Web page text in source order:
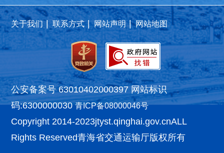
关于我们 | 联系方式 | 网站声明 | 网站地图
公安备案号 63010402000397 网站标识
码:6300000030青ICP备08000046号
Copyright 2014-2023jtyst.qinghai.gov.cnALL
Rights Reserved青海省交通运输厅版权所有